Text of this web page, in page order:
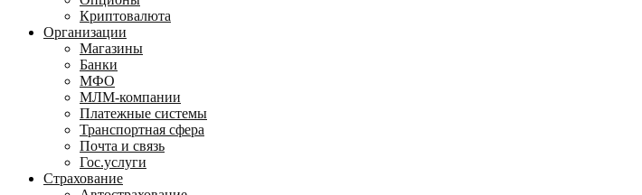
Криптовалюта
Организации
Магазины
Банки
МФО
МЛМ-компании
Платежные системы
Транспортная сфера
Почта и связь
Гос.услуги
Страхование